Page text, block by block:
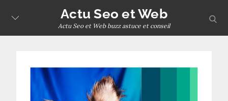
content
Actu Seo et Web
Actu Seo et Web buzz astuce et conseil